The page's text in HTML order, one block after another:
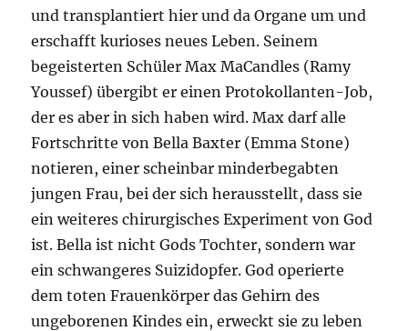
und transplantiert hier und da Organe um und
erschafft kurioses neues Leben. Seinem
begeisterten Schüler Max MaCandles (Ramy
Youssef) übergibt er einen Protokollanten-Job,
der es aber in sich haben wird. Max darf alle
Fortschritte von Bella Baxter (Emma Stone)
notieren, einer scheinbar minderbegabten
jungen Frau, bei der sich herausstellt, dass sie
ein weiteres chirurgisches Experiment von God
ist. Bella ist nicht Gods Tochter, sondern war
ein schwangeres Suizidopfer. God operierte
dem toten Frauenkörper das Gehirn des
ungeborenen Kindes ein, erweckt sie zu leben